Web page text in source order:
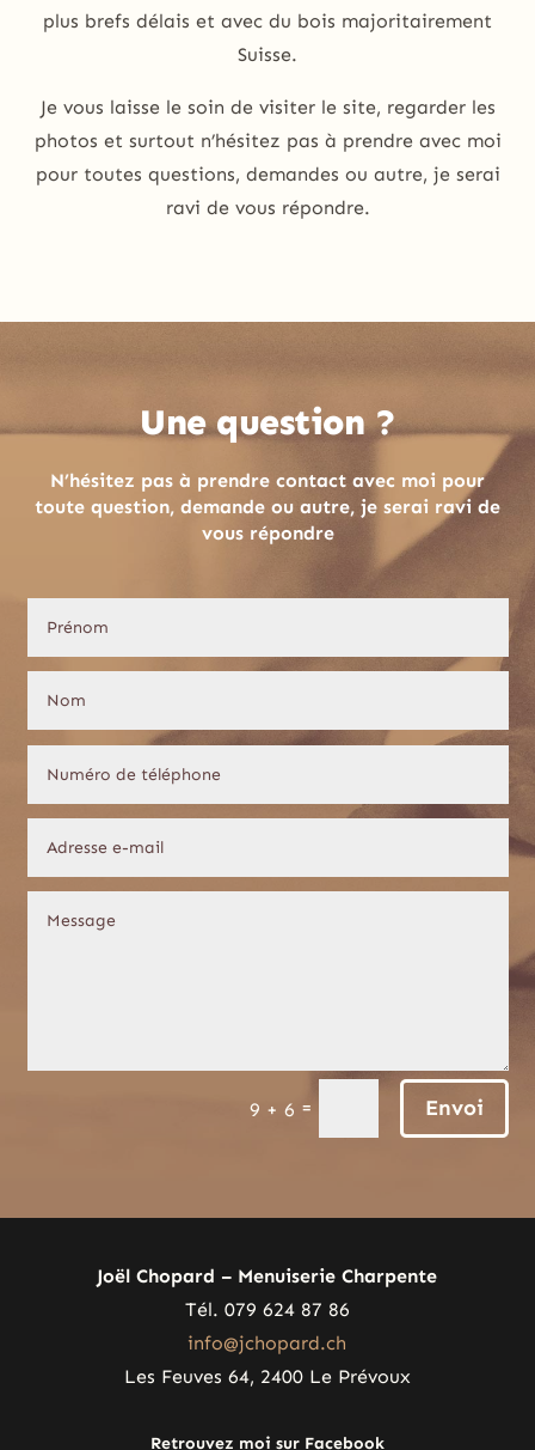
plus brefs délais et avec du bois majoritairement
Suisse.
Je vous laisse le soin de visiter le site, regarder les
photos et surtout n’hésitez pas à prendre avec moi
pour toutes questions, demandes ou autre, je serai
ravi de vous répondre.
Une question ?
N’hésitez pas à prendre contact avec moi pour
toute question, demande ou autre, je serai ravi de
vous répondre
9 + 6 = Envoi
Joël Chopard – Menuiserie Charpente
Tél. 079 624 87 86
info@jchopard.ch
Les Feuves 64, 2400 Le Prévoux
Retrouvez moi sur Facebook